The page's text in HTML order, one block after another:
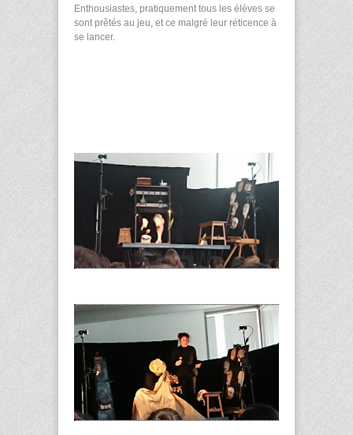
Enthousiastes, pratiquement tous les élèves se
sont prêtés au jeu, et ce malgré leur réticence à
se lancer.